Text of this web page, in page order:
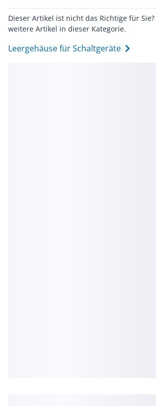
Dieser Artikel ist nicht das Richtige für
weitere Artikel in dieser Kategorie.
Leergehäuse für Schaltgeräte